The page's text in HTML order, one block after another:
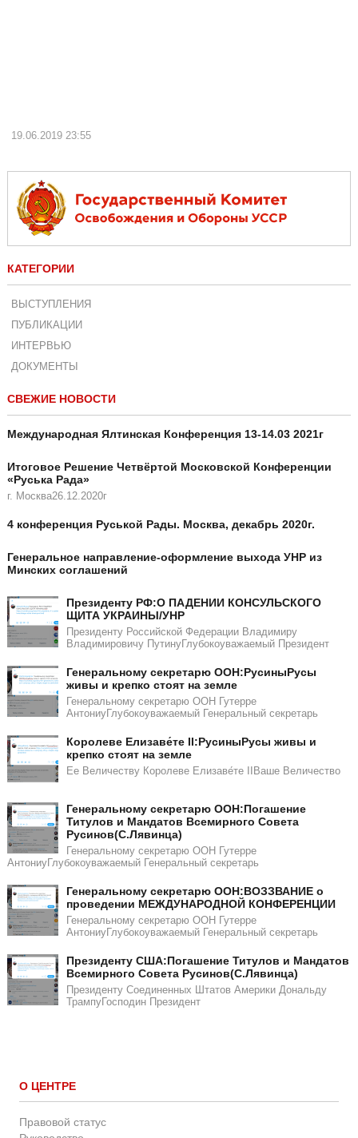
19.06.2019 23:55
КАТЕГОРИИ
ВЫСТУПЛЕНИЯ
ПУБЛИКАЦИИ
ИНТЕРВЬЮ
ДОКУМЕНТЫ
СВЕЖИЕ НОВОСТИ
Международная Ялтинская Конференция 13-14.03 2021г
Итоговое Решение Четвёртой Московской Конференции
«Руська Рада»
г. Москва26.12.2020г
4 конференция Руськой Рады. Москва, декабрь 2020г.
Генеральное направление-оформление выхода УНР из
Минских соглашений
Президенту РФ:О ПАДЕНИИ КОНСУЛЬСКОГО
ЩИТА УКРАИНЫ/УНР​​
Президенту Российской Федерации Владимиру
Владимировичу ПутинуГлубокоуважаемый Президент
Генеральному секретарю ООН:РусиныРусы
живы и крепко стоят на земле
Генеральному секретарю ООН Гутерре
АнтониуГлубокоуважаемый Генеральный секретарь
Королеве Елизаве́те II:РусиныРусы живы и
крепко стоят на земле
Ее Величеству Королеве Елизаве́те IIВаше Величество
Генеральному секретарю ООН:Погашение
Титулов и Мандатов Всемирного Совета
Русинов(С.Лявинца)​​
Генеральному секретарю ООН Гутерре
АнтониуГлубокоуважаемый Генеральный секретарь
Генеральному секретарю ООН:ВОЗЗВАНИЕ о
проведении МЕЖДУНАРОДНОЙ КОНФЕРЕНЦИИ
Генеральному секретарю ООН Гутерре
АнтониуГлубокоуважаемый Генеральный секретарь
​​Президенту США:Погашение Титулов и Мандатов
Всемирного Совета Русинов(С.Лявинца)​
Президенту Соединенных Штатов Америки Дональду
ТрампуГосподин Пpeзидeнт
О ЦЕНТРЕ
Правовой статус